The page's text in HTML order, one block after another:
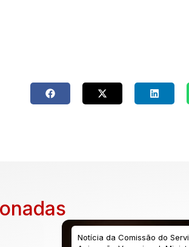
Notícia da Comissão do